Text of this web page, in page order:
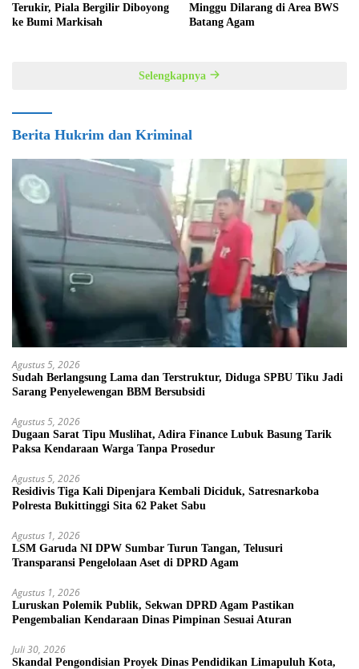
Terukir, Piala Bergilir Diboyong
ke Bumi Markisah
Minggu Dilarang di Area BWS
Batang Agam
Selengkapnya
Berita Hukrim dan Kriminal
Agustus 5, 2026
Sudah Berlangsung Lama dan Terstruktur, Diduga SPBU Tiku Jadi
Sarang Penyelewengan BBM Bersubsidi
Agustus 5, 2026
Dugaan Sarat Tipu Muslihat, Adira Finance Lubuk Basung Tarik
Paksa Kendaraan Warga Tanpa Prosedur
Agustus 5, 2026
Residivis Tiga Kali Dipenjara Kembali Diciduk, Satresnarkoba
Polresta Bukittinggi Sita 62 Paket Sabu
Agustus 1, 2026
LSM Garuda NI DPW Sumbar Turun Tangan, Telusuri
Transparansi Pengelolaan Aset di DPRD Agam
Agustus 1, 2026
Luruskan Polemik Publik, Sekwan DPRD Agam Pastikan
Pengembalian Kendaraan Dinas Pimpinan Sesuai Aturan
Juli 30, 2026
Skandal Pengondisian Proyek Dinas Pendidikan Limapuluh Kota,